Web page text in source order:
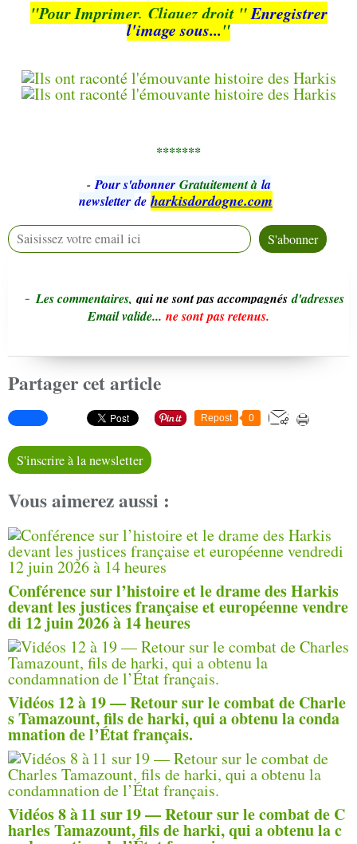
"Pour Imprimer, Cliquez droit "Enregistrer
l'image sous..."
*******
- Pour s'abonner Gratuitement à la
newsletter de harkisdordogne.com
- Les commentaires, qui ne sont pas accompagnés d'adresses
Email valide... ne sont pas retenus.
Partager cet article
Repost 0
S'inscrire à la newsletter
Vous aimerez aussi :
Conférence sur l’histoire et le drame des Harkis
devant les justices française et européenne vendre
di 12 juin 2026 à 14 heures
Vidéos 12 à 19 — Retour sur le combat de Charle
s Tamazount, fils de harki, qui a obtenu la conda
mnation de l’État français.
Vidéos 8 à 11 sur 19 — Retour sur le combat de C
harles Tamazount, fils de harki, qui a obtenu la c